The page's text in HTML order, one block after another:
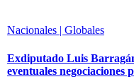
Nacionales | Globales
Exdiputado Luis
eventuales negociaciones